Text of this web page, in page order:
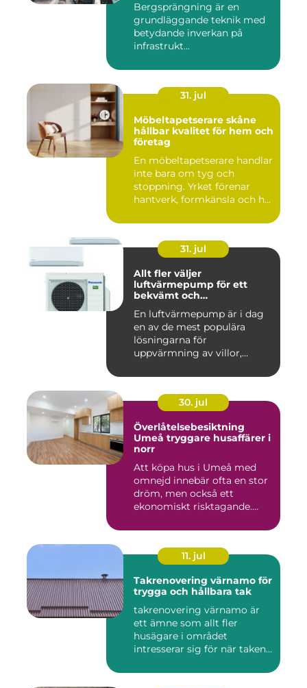
Bergsprängning är en
grundläggande teknik med
betydande inverkan på
infrastrukt...
31. jul
Möbeltapetserare skåne
hållbar kvalitet för hem och
företag
En möbeltapetserare handlar
inte bara om tyg och
stoppning. Yrket förenar
hantverk, formkänsla och h...
31. jul
Allt fler väljer
luftvärmepump för ett
bekvämt och
En luftvärmepump är i dag
en av de mest populära
lösningarna för
uppvärmning av villor,
30. jul
Överlåtelsebesiktning
Umeå tryggare husaffärer i
norr
Att köpa hus i Umeå med
omnejd innebär ofta en stor
dröm, men också ett
ekonomiskt risktagande.
11. jul
Takrenovering värnamo för
trygga och hållbara tak
takrenovering värnamo är
ett ämne som allt fler
husägare i området
intresserar sig för när taken